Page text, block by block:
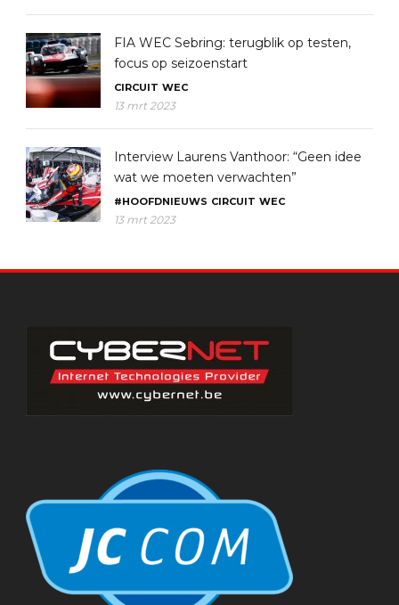
FIA WEC Sebring: terugblik op testen,
focus op seizoenstart
CIRCUIT WEC
13 mrt 2023
Interview Laurens Vanthoor: “Geen idee
wat we moeten verwachten”
#HOOFDNIEUWS CIRCUIT WEC
13 mrt 2023